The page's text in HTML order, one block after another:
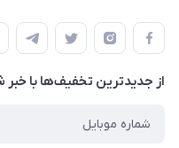
املاک مدنی - نوساز شاپ
لیست محصولات
درباره ما
قوانین و مقررات
حریم خصوصی
راهنما
پرسش های متداول
از جدید‌ترین تخفیف‌ها با‌ خبر